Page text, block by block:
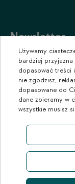
Newsletter
Zapisz się do
promocjach i
Używamy
bardziej przyjazna
dopasować treści
nie zgodzisz,
dopasowane do
dane zbieramy w
wszystkie musisz